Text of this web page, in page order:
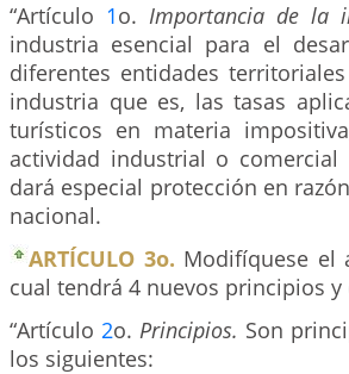
“Artículo 1o. Importancia de la
industria esencial para el
diferentes entidades
industria que es, las tasas
turísticos en materia
actividad industrial o
dará especial protección en
nacional.
ARTÍCULO 3o. Modifíquese el
cual tendrá 4 nuevos principios y
“Artículo2o.Principios. Son
los siguientes: